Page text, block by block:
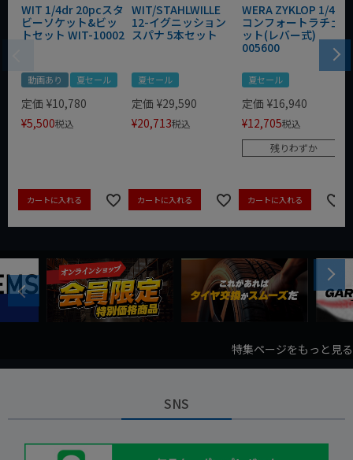
WIT 1/4dr 20pcスタ
ビーソケット&ビッ
トセット WIT-10002
動画あり 夏セール
定価 ¥10,780
¥5,500税込
カートに入れる
WIT/STAHLWILLE
12-イグニッション
スパナ 5本セット
夏セール
定価 ¥29,590
¥20,713税込
カートに入れる
WERA ZYKLOP 1/4"
コンフォートラチェ
ット(レバー式)
005600
夏セール
定価 ¥16,940
¥12,705税込
残りわずか
カートに入れる
Previous
Next
特集ページをもっと見る
SNS